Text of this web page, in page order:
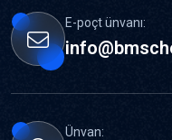
E-poçt ünvanı:
Ünvan: